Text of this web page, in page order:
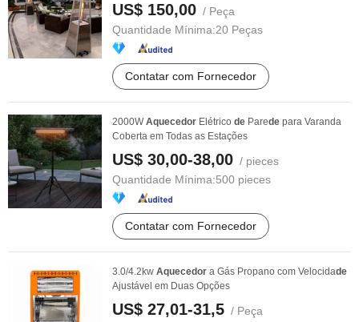
US$ 150,00 / Peça
Quantidade Mínima:20 Peças
Contatar com Fornecedor
2000WAquecedor Elétrico de Parede para Varanda
Coberta em Todas as Estações
US$ 30,00-38,00 / pieces
Quantidade Mínima:500 pieces
Contatar com Fornecedor
3.0/4.2kw Aquecedor a Gás Propano com Velocidade
Ajustável em Duas Opções
US$ 27,01-31,5 / Peça